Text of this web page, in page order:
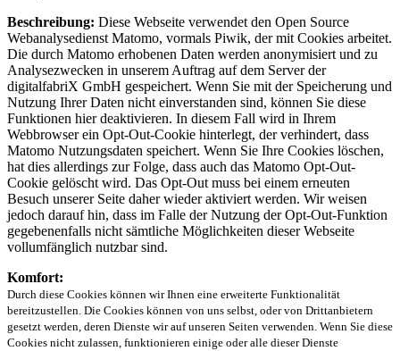
Beschreibung: Diese Webseite verwendet den Open Source
Webanalysedienst Matomo, vormals Piwik, der mit Cookies arbeitet.
Die durch Matomo erhobenen Daten werden anonymisiert und zu
Analysezwecken in unserem Auftrag auf dem Server der
digitalfabriX GmbH gespeichert. Wenn Sie mit der Speicherung und
Nutzung Ihrer Daten nicht einverstanden sind, können Sie diese
Funktionen hier deaktivieren. In diesem Fall wird in Ihrem
Webbrowser ein Opt-Out-Cookie hinterlegt, der verhindert, dass
Matomo Nutzungsdaten speichert. Wenn Sie Ihre Cookies löschen,
hat dies allerdings zur Folge, dass auch das Matomo Opt-Out-
Cookie gelöscht wird. Das Opt-Out muss bei einem erneuten
Besuch unserer Seite daher wieder aktiviert werden. Wir weisen
jedoch darauf hin, dass im Falle der Nutzung der Opt-Out-Funktion
gegebenenfalls nicht sämtliche Möglichkeiten dieser Webseite
vollumfänglich nutzbar sind.
Komfort:
Durch diese Cookies können wir Ihnen eine erweiterte Funktionalität
bereitzustellen. Die Cookies können von uns selbst, oder von Drittanbietern
gesetzt werden, deren Dienste wir auf unseren Seiten verwenden. Wenn Sie diese
Cookies nicht zulassen, funktionieren einige oder alle dieser Dienste